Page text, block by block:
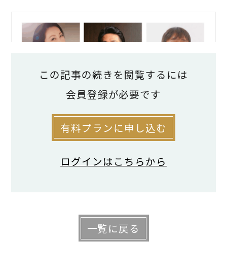
この記事の続きを閲覧するには
会員登録が必要です
有料プランに申し込む
ログインはこちらから
一覧に戻る